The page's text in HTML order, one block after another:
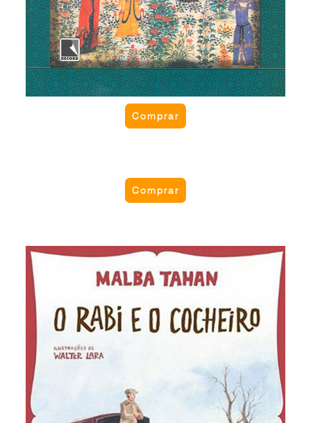
Comprar
Lendas do deserto
povoações humildes e palácios suntuosos se
passam as lendas do deserto. São contos do povo
árabe, originalíssimas.
Comprar
O rabi e o cocheiro
Em uma viagem, o cocheiro salvou do ataque de
uma cobra o sábio Rabi que conduzia. Agradecido,
a pedido do cocheiro, o Rabi aceitou que
trocassem de papéis. O cocheiro só não esperava
ter que responder a perguntas de homens cultos
que encontravam. Como o Rabi e o cocheiro
resolveram o problema? Originalmente intitulado
“O rabi, o cocheiro e os anjos de Deus”.